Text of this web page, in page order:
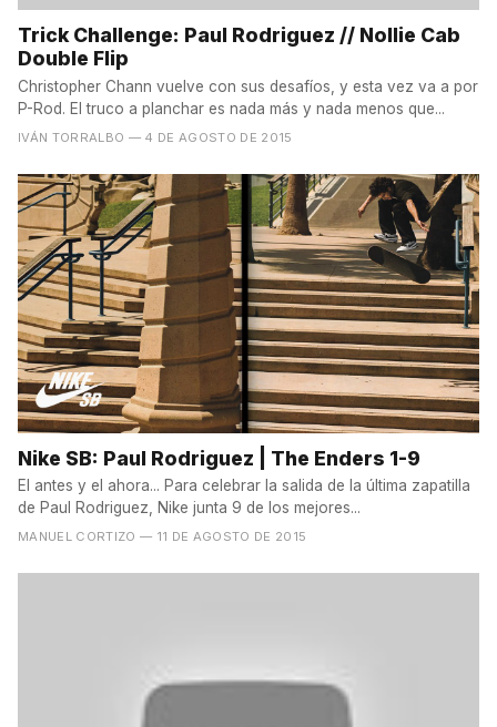
Trick Challenge: Paul Rodriguez // Nollie Cab
Double Flip
Christopher Chann vuelve con sus desafíos, y esta vez va a por
P-Rod. El truco a planchar es nada más y nada menos que...
IVÁN TORRALBO — 4 DE AGOSTO DE 2015
Nike SB: Paul Rodriguez | The Enders 1-9
El antes y el ahora... Para celebrar la salida de la última zapatilla
de Paul Rodriguez, Nike junta 9 de los mejores...
MANUEL CORTIZO — 11 DE AGOSTO DE 2015